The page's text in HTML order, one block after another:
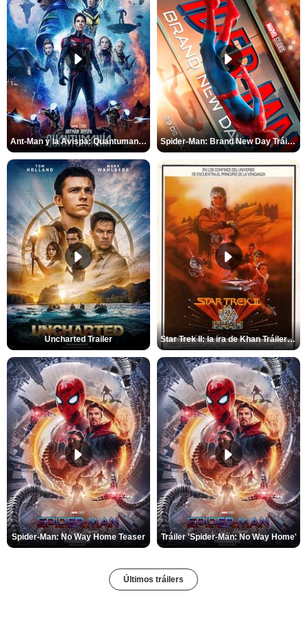
Ant-Man y la Avispa: Quantumanía Tráiler (2) Spider-Man: Brand New Day Tráiler (3)
Uncharted Trailer Star Trek II: la ira de Khan Tráiler VO
Spider-Man: No Way Home Teaser Tráiler 'Spider-Man: No Way Home'
Últimos tráilers